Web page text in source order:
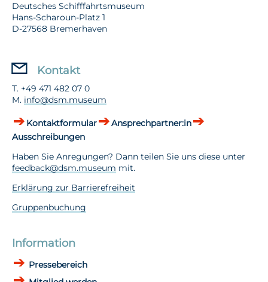
Deutsches Schifffahrtsmuseum
Hans-Scharoun-Platz 1
D-27568 Bremerhaven
Kontakt
T. +49 471 482 07 0
M. info@dsm.museum
Kontaktformular
Ansprechpartner:in
Ausschreibungen
Haben Sie Anregungen? Dann teilen Sie uns diese unter
feedback@dsm.museum mit.
Erklärung zur Barrierefreiheit
Gruppenbuchung
Information
Pressebereich